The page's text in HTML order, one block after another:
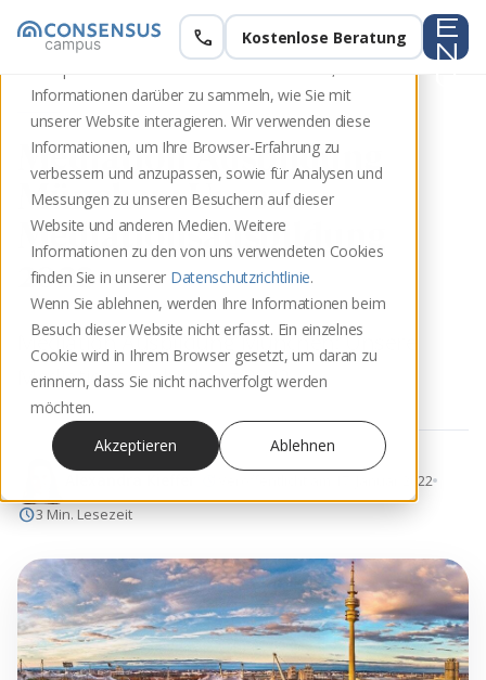
Diese Website speichert Cookies auf Ihrem
Informationen darüber zu sammeln, wie Sie mit
unserer Website interagieren. Wir verwenden diese
Informationen, um Ihre Browser-Erfahrung zu
verbessern und anzupassen, sowie für Analysen und
Messungen zu unseren Besuchern auf dieser
Website und anderen Medien. Weitere
Informationen zu den von uns verwendeten Cookies
finden Sie in unserer Datenschutzrichtlinie.
Wenn Sie ablehnen, werden Ihre Informationen beim
Besuch dieser Website nicht erfasst. Ein einzelnes
Cookie wird in Ihrem Browser gesetzt, um daran zu
erinnern, dass Sie nicht nachverfolgt werden
möchten.
Akzeptieren
Ablehnen
call Kostenlose Beratung
e
n
Mediation Ausbildung
München: Unsere
Mediationsausbildung
2022
Mediation Ausbildung München: Unsere
Mediationsausbildung 2022
Veröffentlicht am 17. Januar 2022
schedule3 Min. Lesezeit